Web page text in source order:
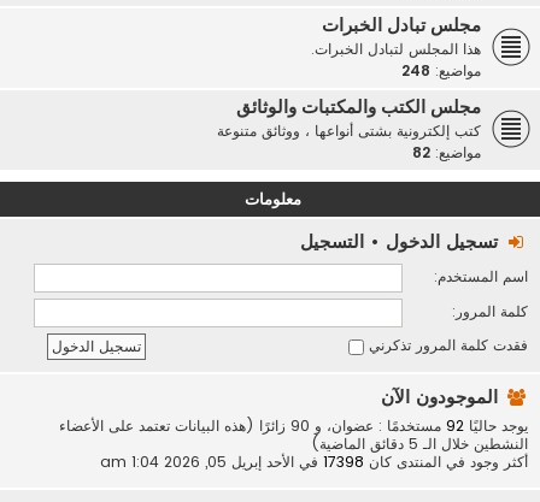
مجلس تبادل الخبرات
هذا المجلس لتبادل الخبرات.
مواضيع: 248
مجلس الكتب والمكتبات والوثائق
كتب إلكترونية بشتى أنواعها ، ووثائق متنوعة
مواضيع: 82
معلومات
تسجيل الدخول • التسجيل
اسم المستخدم:
كلمة المرور:
فقدت كلمة المرور تذكرني
الموجودون الآن
يوجد حاليًا 92
مستخدمًا : عضوان، و 90 زائرًا (هذه البيانات تعتمد على الأعضاء
النشطين خلال الـ 5 دقائق الماضية)
أكثر وجود في المنتدى كان 17398 في الأحد إبريل 05, 2026 1:04 am